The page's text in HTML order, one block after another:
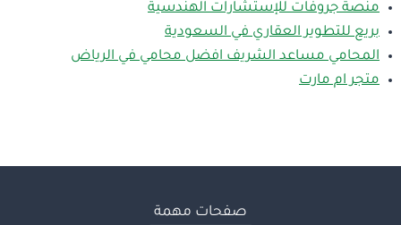
منصة جروفات للإستشارات الهندسية
بريع للتطوير العقاري في السعودية
المحامي مساعد الشريف افضل محامي في الرياض
متجر ام مارت
صفحات مهمة